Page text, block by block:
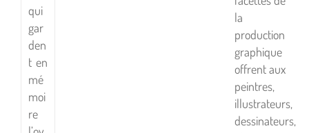
qui
gar
den
t en
mé
moi
re
la
production
graphique
offrent aux
peintres,
illustrateurs,
dessinateurs,